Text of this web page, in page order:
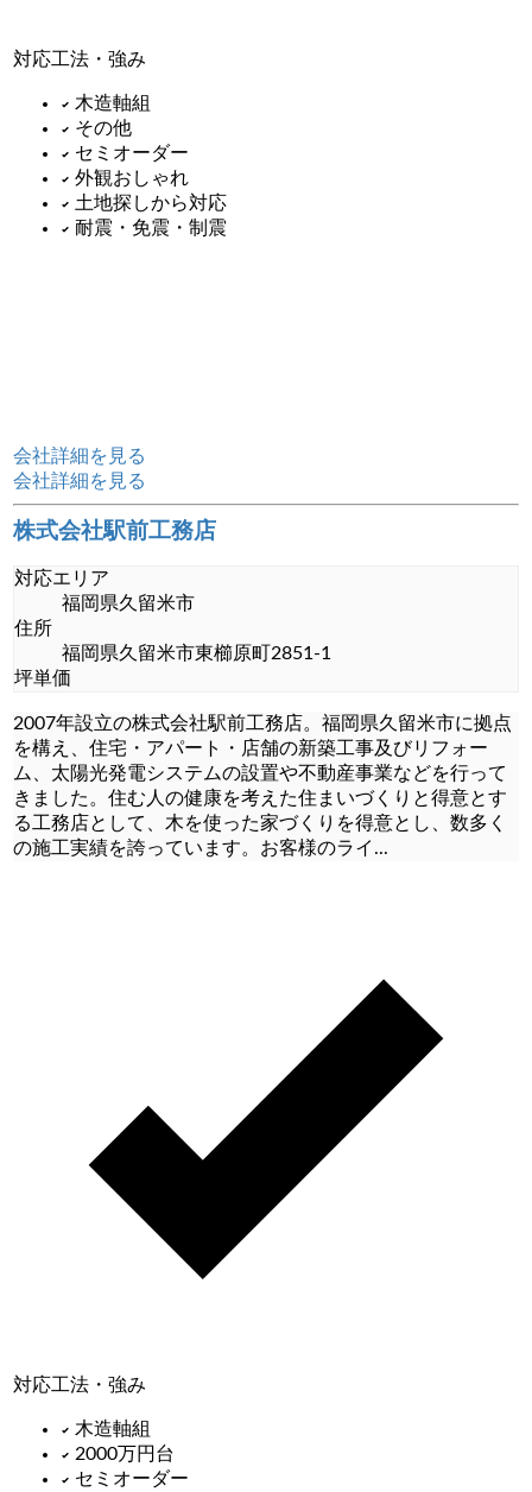
対応工法・強み
木造軸組
その他
セミオーダー
外観おしゃれ
土地探しから対応
耐震・免震・制震
会社詳細を見る
会社詳細を見る
株式会社駅前工務店
対応エリア
福岡県久留米市
住所
福岡県久留米市東櫛原町2851-1
坪単価
2007年設立の株式会社駅前工務店。福岡県久留米市に拠点
を構え、住宅・アパート・店舗の新築工事及びリフォー
ム、太陽光発電システムの設置や不動産事業などを行って
きました。住む人の健康を考えた住まいづくりと得意とす
る工務店として、木を使った家づくりを得意とし、数多く
の施工実績を誇っています。お客様のライ ...
対応工法・強み
木造軸組
2000万円台
セミオーダー